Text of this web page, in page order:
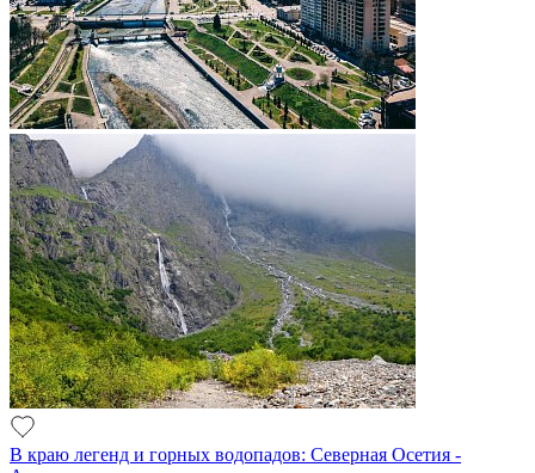
В краю легенд и горных водопадов: Северная Осетия -